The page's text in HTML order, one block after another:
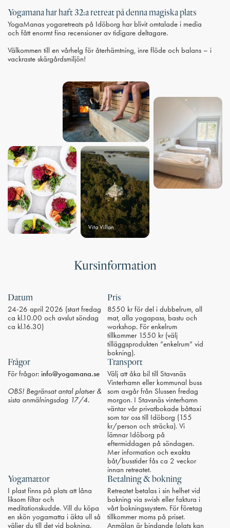
Yogamana har haft 32:a retreat på denna magiska plats
YogaManas yogaretreats på Idöborg har blivit omtalade i media
och fått enormt fina recensioner av tidigare deltagare.
Välkommen till en vårhelg för återhämtning, inre flöde och balans – i
vackraste skärgårdsmiljön!
Vita Villan
Kursinformation
Datum
24-26 april 2026 (start fredag
ca kl.10.00 och avslut söndag
ca kl.16.30)
Pris
8550 kr för del i dubbelrum, all
mat, alla yogapass, bastu och
workshop. För enkelrum
tillkommer 1550 kr (välj
tilläggsprodukten ”enkelrum” vid
bokning).
Frågor
För frågor: info@yogamana.se
OBS! Begränsat antal platser &
sista anmälningsdag 17/4.
Transport
Välj att åka bil till Stavsnäs
Vinterhamn eller kommunal buss
som avgår från Slussen fredag
morgon. I Stavsnäs vinterhamn
väntar vår privatbokade båttaxi
som tar oss till Idöborg (155
kr/person och sträcka). Vi
lämnar Idöborg på
eftermiddagen på söndagen.
Mer information och exakta
båt/busstider fås ca 2 veckor
innan retreatet.
Yogamattor
I plast finns på plats att låna
liksom filtar och
meditationskudde. Vill du köpa
en skön yogamatta i äkta ull så
väljer du till det vid bokning.
Betalning & bokning
Retreatet betalas i sin helhet vid
bokning via swish eller faktura i
vårt bokningssystem. För företag
tillkommer moms på priset.
Anmälan är bindande (plats kan